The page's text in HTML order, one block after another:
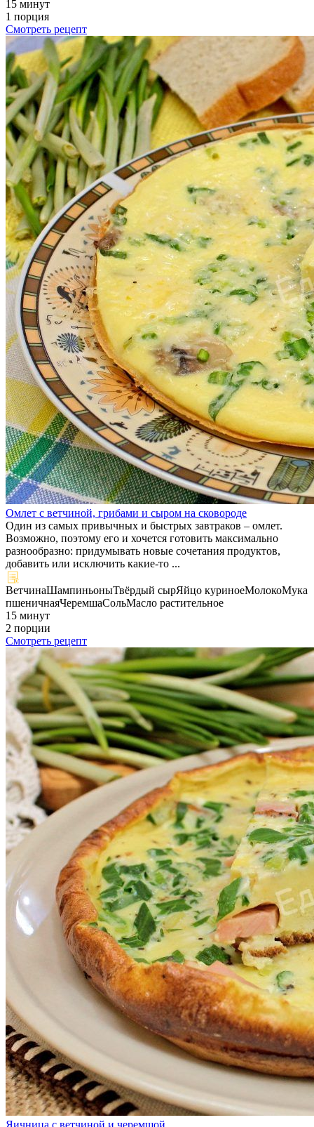
15 минут
1 порция
Смотреть рецепт
Омлет с ветчиной, грибами и сыром на сковороде
Один из самых привычных и быстрых завтраков – омлет.
Возможно, поэтому его и хочется готовить максимально
разнообразно: придумывать новые сочетания продуктов,
добавить или исключить какие-то ...
ВетчинаШампиньоныТвёрдый сырЯйцо куриноеМолокоМука
пшеничнаяЧеремшаСольМасло растительное
15 минут
2 порции
Смотреть рецепт
Яичница с ветчиной и черемшой